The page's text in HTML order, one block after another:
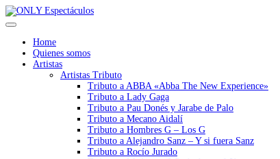
Home
Quienes somos
Artistas
Artistas Tributo
Tributo a ABBA «Abba The New Experience»
Tributo a Lady Gaga
Tributo a Pau Donés y Jarabe de Palo
Tributo a Mecano Aidalí
Tributo a Hombres G – Los G
Tributo a Alejandro Sanz – Y si fuera Sanz
Tributo a Rocío Jurado